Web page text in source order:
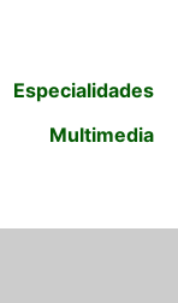
Especialidades
Multimedia